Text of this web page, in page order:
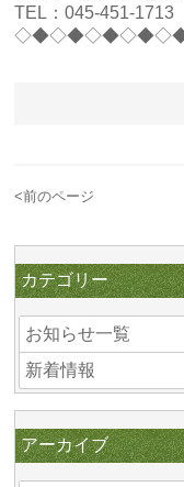
TEL：045-451-1713
<前のページ
カテゴリー
お知らせ一覧
新着情報
アーカイブ